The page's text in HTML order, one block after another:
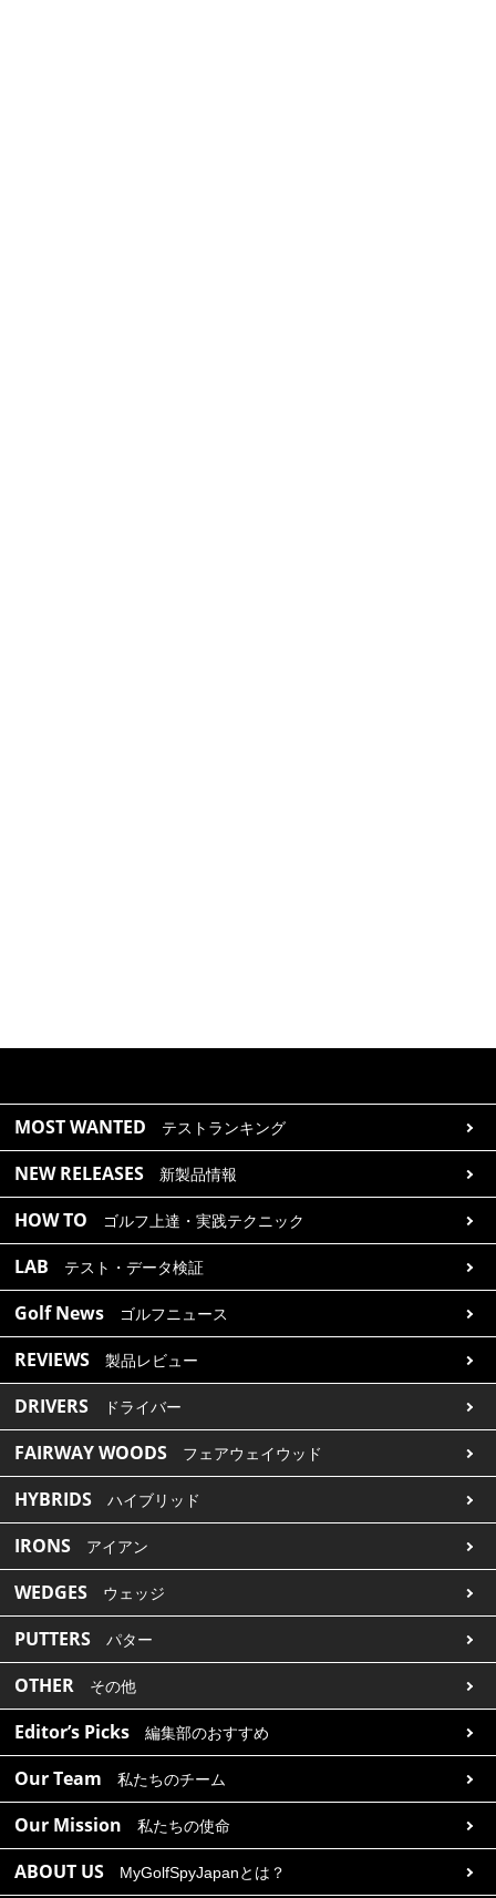
MOST WANTED テストランキング
NEW RELEASES 新製品情報
HOW TO ゴルフ上達・実践テクニック
LAB テスト・データ検証
Golf News ゴルフニュース
REVIEWS 製品レビュー
DRIVERS ドライバー
FAIRWAY WOODS フェアウェイウッド
HYBRIDS ハイブリッド
IRONS アイアン
WEDGES ウェッジ
PUTTERS パター
OTHER その他
Editor’s Picks 編集部のおすすめ
Our Team 私たちのチーム
Our Mission 私たちの使命
ABOUT US MyGolfSpyJapanとは？